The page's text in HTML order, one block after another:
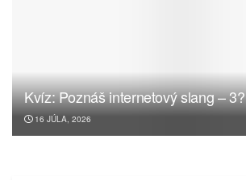
Kvíz: Poznáš internetový slang – 3?
16 JÚLA, 2026